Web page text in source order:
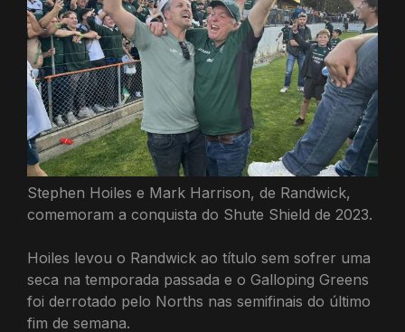
Stephen Hoiles e Mark Harrison, de Randwick,
comemoram a conquista do Shute Shield de 2023.
Hoiles levou o Randwick ao título sem sofrer uma
seca na temporada passada e o Galloping Greens
foi derrotado pelo Norths nas semifinais do último
fim de semana.